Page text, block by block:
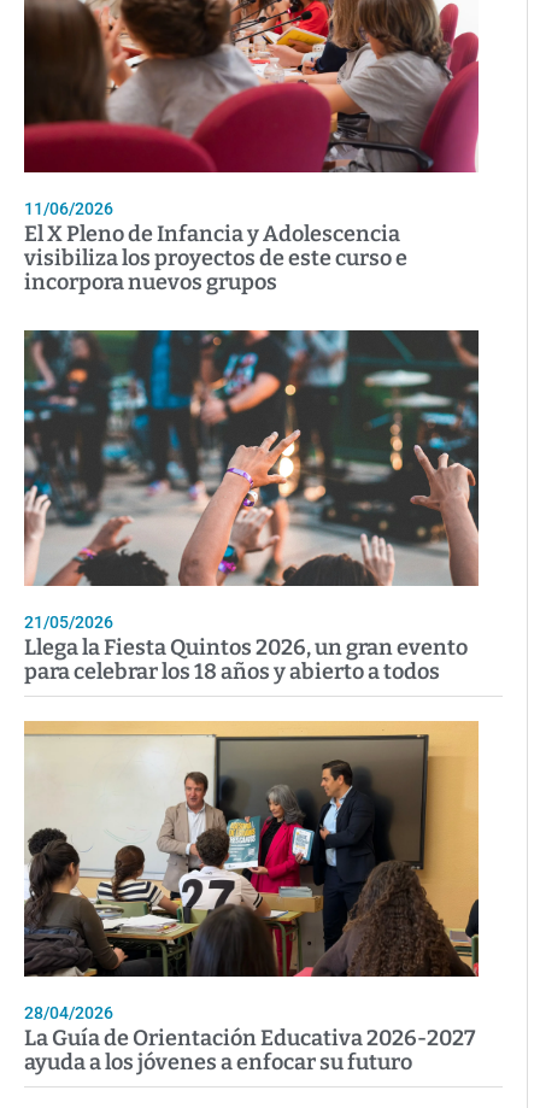
11/06/2026
El X Pleno de Infancia y Adolescencia
visibiliza los proyectos de este curso e
incorpora nuevos grupos
21/05/2026
Llega la Fiesta Quintos 2026, un gran evento
para celebrar los 18 años y abierto a todos
28/04/2026
La Guía de Orientación Educativa 2026-2027
ayuda a los jóvenes a enfocar su futuro